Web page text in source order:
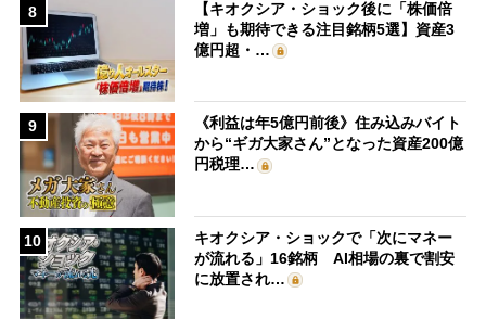
8
【キオクシア・ショック後に「株価倍
増」も期待できる注目銘柄5選】資産3
億円超・…
9
《利益は年5億円前後》住み込みバイト
から“ギガ大家さん”となった資産200億
円税理…
10
キオクシア・ショックで「次にマネー
が流れる」16銘柄 AI相場の裏で割安
に放置され…